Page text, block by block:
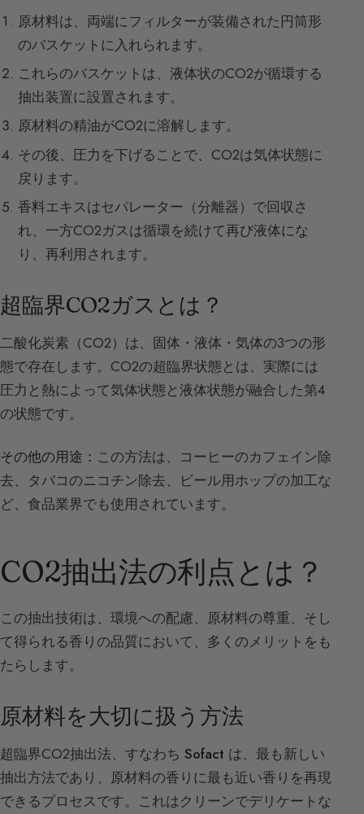
原材料は、両端にフィルターが装備された円筒形
のバスケットに入れられます。
これらのバスケットは、液体状のCO2が循環する
抽出装置に設置されます。
原材料の精油がCO2に溶解します。
その後、圧力を下げることで、CO2は気体状態に
戻ります。
香料エキスはセパレーター（分離器）で回収さ
れ、一方CO2ガスは循環を続けて再び液体にな
り、再利用されます。
超臨界CO2ガスとは？
二酸化炭素（CO2）は、固体・液体・気体の3つの形
態で存在します。CO2の超臨界状態とは、実際には
圧力と熱によって気体状態と液体状態が融合した第4
の状態です。
その他の用途： この方法は、コーヒーのカフェイン除
去、タバコのニコチン除去、ビール用ホップの加工な
ど、食品業界でも使用されています。
CO2抽出法の利点とは？
この抽出技術は、環境への配慮、原材料の尊重、そし
て得られる香りの品質において、多くのメリットをも
たらします。
原材料を大切に扱う方法
超臨界CO2抽出法、すなわち Sofact は、最も新しい
抽出方法であり、原材料の香りに最も近い香りを再現
できるプロセスです。これはクリーンでデリケートな